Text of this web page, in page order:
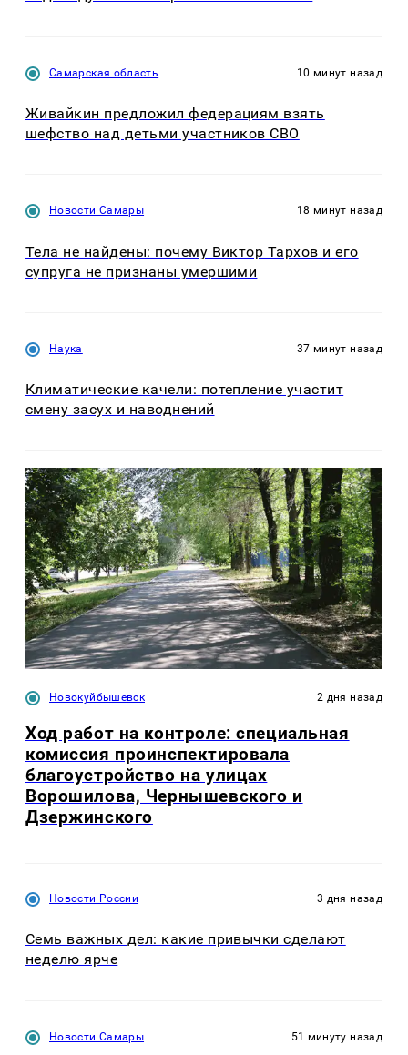
Самарская область 10 минут назад
Живайкин предложил федерациям взять
шефство над детьми участников СВО
Новости Самары 18 минут назад
Тела не найдены: почему Виктор Тархов и его
супруга не признаны умершими
Наука 37 минут назад
Климатические качели: потепление участит
смену засух и наводнений
Новокуйбышевск 2 дня назад
Ход работ на контроле: специальная
комиссия проинспектировала
благоустройство на улицах
Ворошилова, Чернышевского и
Дзержинского
Новости России 3 дня назад
Семь важных дел: какие привычки сделают
неделю ярче
Новости Самары 51 минуту назад